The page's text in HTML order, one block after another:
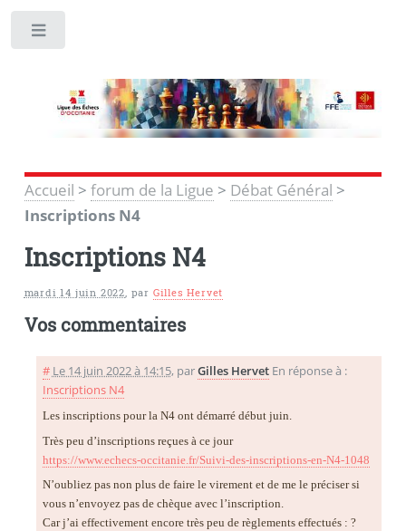
Accueil > forum de la Ligue > Débat Général >
Inscriptions N4
Inscriptions N4
mardi 14 juin 2022, par Gilles Hervet
Vos commentaires
# Le 14 juin 2022 à 14:15, parGilles Hervet En réponse à :
Inscriptions N4
Les inscriptions pour la N4 ont démarré début juin.
Très peu d’inscriptions reçues à ce jour
https://www.echecs-occitanie.fr/Suivi-des-inscriptions-en-N4-1048
N’oubliez pas non plus de faire le virement et de me le préciser si
vous n’envoyez pas de chèque avec l’inscription.
Car j’ai effectivement encore très peu de règlements effectués : ?